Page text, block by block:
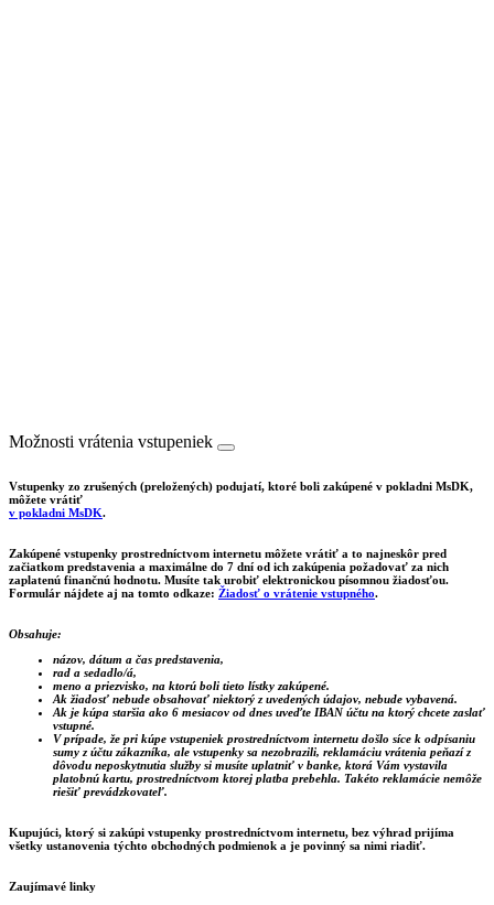
Možnosti vrátenia vstupeniek
Vstupenky zo zrušených (preložených) podujatí, ktoré boli zakúpené v pokladni MsDK,
môžete vrátiť
v pokladni MsDK.
Zakúpené vstupenky prostredníctvom internetu môžete vrátiť a to najneskôr pred
začiatkom predstavenia a maximálne do 7 dní od ich zakúpenia požadovať za nich
zaplatenú finančnú hodnotu. Musíte tak urobiť elektronickou písomnou žiadosťou.
Formulár nájdete aj na tomto odkaze: Žiadosť o vrátenie vstupného.
Obsahuje:
názov, dátum a čas predstavenia,
rad a sedadlo/á,
meno a priezvisko, na ktorú boli tieto lístky zakúpené.
Ak žiadosť nebude obsahovať niektorý z uvedených údajov, nebude vybavená.
Ak je kúpa staršia ako 6 mesiacov od dnes uveďte IBAN účtu na ktorý chcete zaslať
vstupné.
V prípade, že pri kúpe vstupeniek prostredníctvom internetu došlo síce k odpísaniu
sumy z účtu zákazníka, ale vstupenky sa nezobrazili, reklamáciu vrátenia peňazí z
dôvodu neposkytnutia služby si musíte uplatniť v banke, ktorá Vám vystavila
platobnú kartu, prostredníctvom ktorej platba prebehla. Takéto reklamácie nemôže
riešiť prevádzkovateľ.
Kupujúci, ktorý si zakúpi vstupenky prostredníctvom internetu, bez výhrad prijíma
všetky ustanovenia týchto obchodných podmienok a je povinný sa nimi riadiť.
Zaujímavé linky